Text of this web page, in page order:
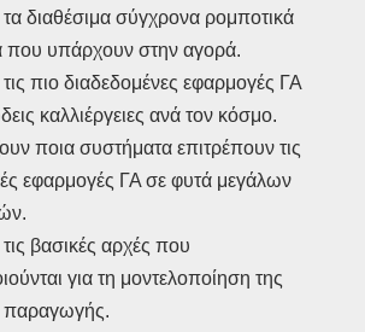
διαθέσιμα σύγχρονα ρομποτικά
που υπάρχουν στην αγορά.
πιο διαδεδομένες εφαρμογές ΓΑ
καλλιέργειες ανά τον κόσμο.
ποια συστήματα επιτρέπουν τις
εφαρμογές ΓΑ σε φυτά μεγάλων
βασικές αρχές που
για τη μοντελοποίηση της
παραγωγής.